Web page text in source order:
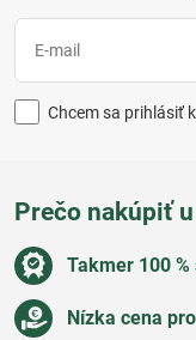
Chcem sa prihlásiť
Prečo nakúpiť
Takmer 100
Nízka cena